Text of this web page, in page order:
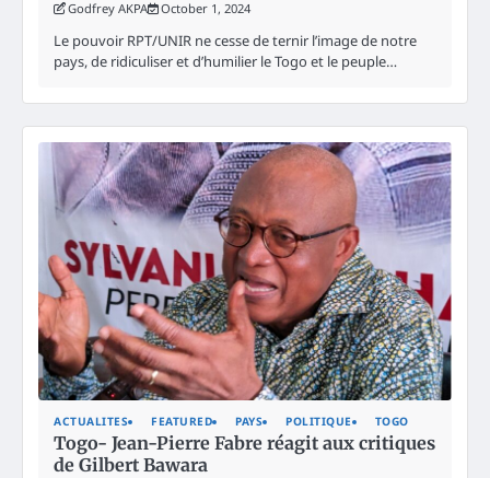
Godfrey AKPA October 1, 2024
Le pouvoir RPT/UNIR ne cesse de ternir l’image de notre
pays, de ridiculiser et d’humilier le Togo et le peuple…
ACTUALITES FEATURED PAYS POLITIQUE TOGO
Togo- Jean-Pierre Fabre réagit aux critiques
de Gilbert Bawara